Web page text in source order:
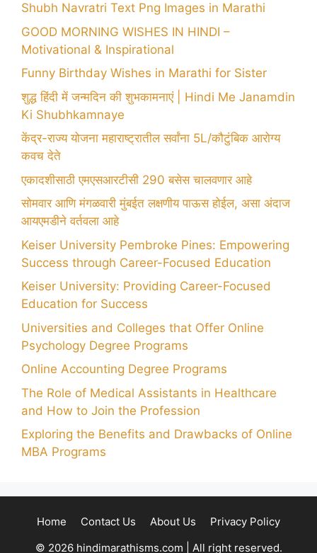
Shubh Navratri Text Png Images in Marathi
GOOD MORNING WISHES IN HINDI –
Motivational & Inspirational
Funny Birthday Wishes in Marathi for Sister
शुद्ध हिंदी में जन्मदिन की शुभकामनाएं | Hindi Me Janamdin
Ki Shubhkamnaye
केंद्र-राज्य योजना महाराष्ट्रातील सर्वांना 5L/कौटुंबिक आरोग्य
कवच देते
एकादशीसाठी एमएसआरटीसी 290 बसेस चालवणार आहे
सोमवार आणि मंगळवारी मुंबईत लक्षणीय पाऊस होईल, असा अंदाज
आयएमडीने वर्तवला आहे
Keiser University Pembroke Pines: Empowering
Success through Career-Focused Education
Keiser University: Providing Career-Focused
Education for Success
Universities and Colleges that Offer Online
Psychology Degree Programs
Online Accounting Degree Programs
The Role of Medical Assistants in Healthcare
and How to Join the Profession
Exploring the Benefits and Drawbacks of Online
MBA Programs
Home Contact Us About Us
Privacy Policy
© 2026 hindimarathisms.com | All right reserved.